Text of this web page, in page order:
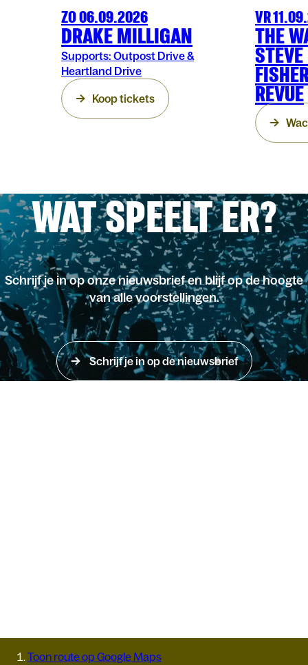
MUZIEKOLT
ZO 06.09.2026
DRAKE MILLIGAN
Supports: Outpost Drive &
Heartland Drive
Koop tickets
MUZIEKOLT
VR
THE
REVUE
WAT SPEELT ER?
Schrijf je in op onze nieuwsbrief en blijf op de hoogte
van alle voorstellingen.
Schrijf je in op de nieuwsbrief
Toon route op Google Maps